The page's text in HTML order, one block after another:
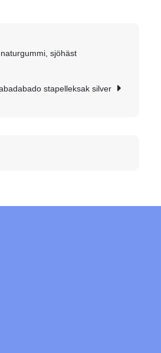
sjöhäst
stapelleksak silver